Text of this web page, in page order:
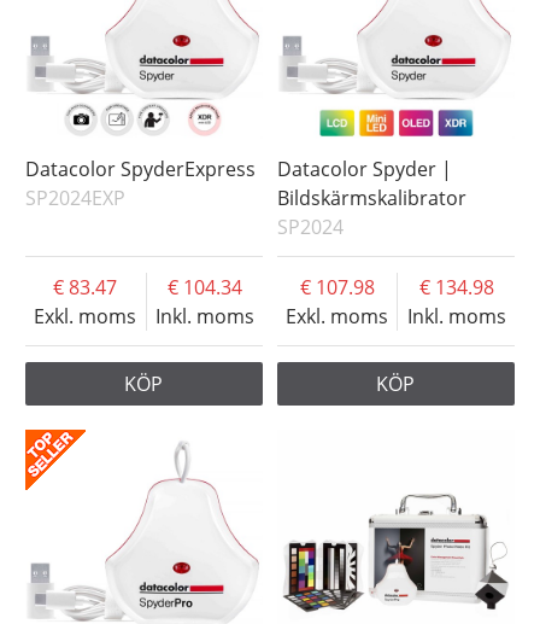
Datacolor SpyderExpress
SP2024EXP
Exkl. moms
83.47
Inkl. moms
104.34
KÖP
Datacolor Spyder |
Bildskärmskalibrator
SP2024
Exkl. moms
107.98
Inkl. moms
134.98
KÖP